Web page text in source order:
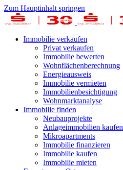
Zum Hauptinhalt springen
Immobilie verkaufen
Privat verkaufen
Immobilie bewerten
Wohnflächenberechnung
Energieausweis
Immobilie vermieten
Immobilienbesichtigung
Wohnmarktanalyse
Immobilie finden
Neubauprojekte
Anlageimmobilien kaufen
Mikroapartments
Immobilie finanzieren
Immobilie kaufen
Immobilie mieten